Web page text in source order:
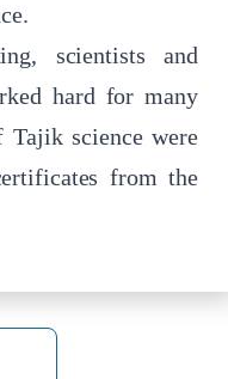
scientists and
hard for many
Tajik science were
from the